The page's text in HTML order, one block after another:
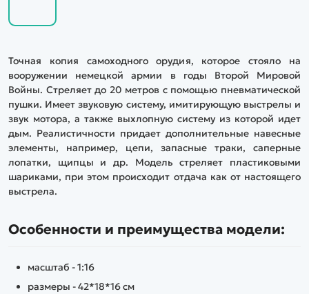
Точная копия самоходного орудия, которое стояло на
вооружении немецкой армии в годы Второй Мировой
Войны. Стреляет до 20 метров с помощью пневматической
пушки. Имеет звуковую систему, имитирующую выстрелы и
звук мотора, а также выхлопную систему из которой идет
дым. Реалистичности придает дополнительные навесные
элементы, например, цепи, запасные траки, саперные
лопатки, щипцы и др. Модель стреляет пластиковыми
шариками, при этом происходит отдача как от настоящего
выстрела.
Особенности и преимущества модели:
масштаб - 1:16
размеры - 42*18*16 см